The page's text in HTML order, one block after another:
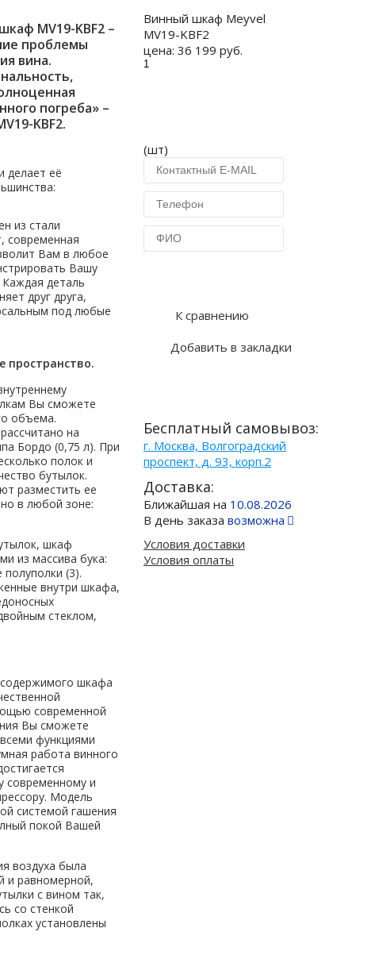
Винный шкаф Meyvel
MV19-KBF2
цена: 36 199 руб.
(шт)
К сравнению
Добавить в закладки
Бесплатный самовывоз:
г. Москва, Волгоградский
проспект, д. 93, корп.2
Доставка:
Ближайшая на 10.08.2026
В день заказа возможна
Условия доставки
Условия оплаты
MV19-KBF2 –
проблемы
вина.
погреба» –
KBF2.
делает её
из стали
современная
Вам в любое
Вашу
деталь
друг друга,
под любые
пространство.
Вы сможете
объема.
на
Бордо (0,75 л). При
полок и
бутылок.
разместить ее
в любой зоне:
шкаф
из массива бука:
(3).
внутри шкафа,
стеклом,
шкафа
современной
Вы сможете
функциями
работа винного
современному и
Модель
системой гашения
покой Вашей
воздуха была
и равномерной,
с вином так,
со стенкой
установлены